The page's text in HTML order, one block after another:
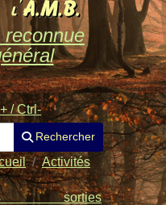
/ Ctrl-
Rechercher
Activités
sorties